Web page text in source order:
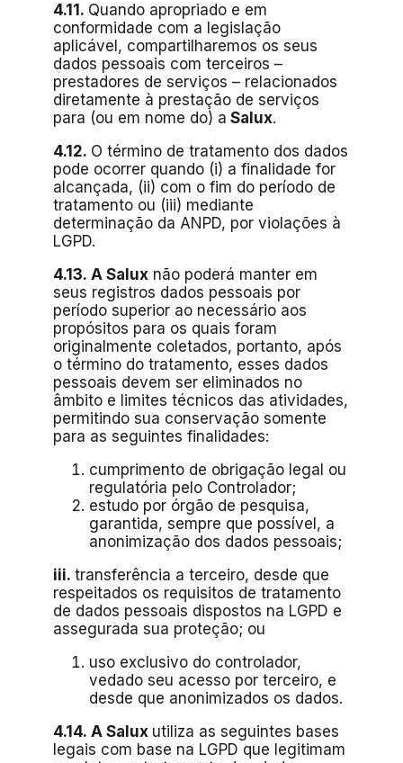
4.11. Quando apropriado e em
conformidade com a legislação
aplicável, compartilharemos os seus
dados pessoais com terceiros –
prestadores de serviços – relacionados
diretamente à prestação de serviços
para (ou em nome do) a Salux.
4.12. O término de tratamento dos dados
pode ocorrer quando (i) a finalidade for
alcançada, (ii) com o fim do período de
tratamento ou (iii) mediante
determinação da ANPD, por violações à
LGPD.
4.13. A Salux não poderá manter em
seus registros dados pessoais por
período superior ao necessário aos
propósitos para os quais foram
originalmente coletados, portanto, após
o término do tratamento, esses dados
pessoais devem ser eliminados no
âmbito e limites técnicos das atividades,
permitindo sua conservação somente
para as seguintes finalidades:
cumprimento de obrigação legal ou
regulatória pelo Controlador;
estudo por órgão de pesquisa,
garantida, sempre que possível, a
anonimização dos dados pessoais;
iii.transferência a terceiro, desde que
respeitados os requisitos de tratamento
de dados pessoais dispostos na LGPD e
assegurada sua proteção; ou
uso exclusivo do controlador,
vedado seu acesso por terceiro, e
desde que anonimizados os dados.
4.14. A Salux utiliza as seguintes bases
legais com base na LGPD que legitimam